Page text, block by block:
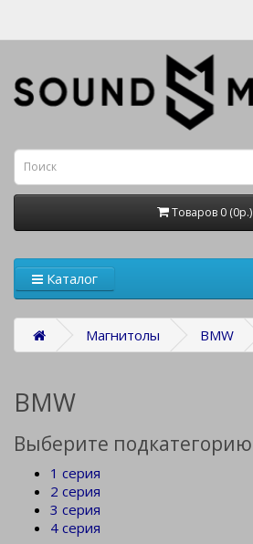
Товаров 0 (0р.)
Каталог
Магнитолы BMW
BMW
Выберите подкатегорию
1 серия
2 серия
3 серия
4 серия